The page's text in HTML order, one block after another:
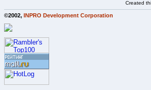
Created
©2002, INPRO Development Corporation